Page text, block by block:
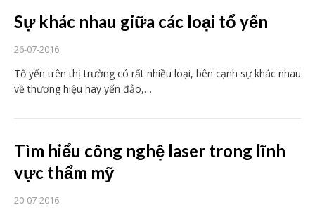
Sự khác nhau giữa các loại tổ yến
26-07-2016
Tổ yến trên thị trường có rất nhiều loại, bên cạnh sự khác nhau
về thương hiệu hay yến đảo,…
Tìm hiểu công nghệ laser trong lĩnh
vực thẩm mỹ
20-07-2016